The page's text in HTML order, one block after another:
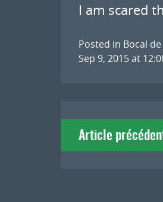
I am scared
Posted in Bocal
Sep 9, 2015 at
Navigation
deArticle